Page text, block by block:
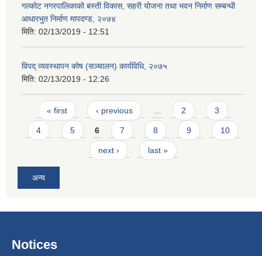
गल्कोट नगरपालिकाको बस्ती विकास, सहरी योजना तथा भवन निर्माण सम्बन्धी
आधारभुत निर्माण मापदण्ड, २०७४
मिति: 02/13/2019 - 12:51
विपद् व्यवस्थापन कोष (सञ्चालन) कार्यविधि, २०७५
मिति: 02/13/2019 - 12:26
Pages
« first ‹ previous 2 3
4 5 6 7 8 9 10
next › last »
अन्य
Notices